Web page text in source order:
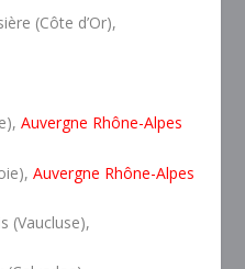
(Côte d’Or),
Auvergne Rhône-Alpes
Auvergne Rhône-Alpes
(Vaucluse),